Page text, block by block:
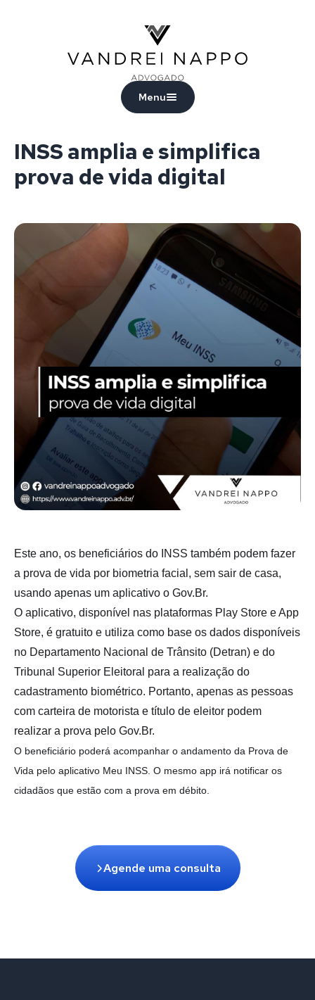
Menu
INSS amplia e simplifica
prova de vida digital
Este ano, os beneficiários do INSS também podem fazer
a prova de vida por biometria facial, sem sair de casa,
usando apenas um aplicativo o Gov.Br.
O aplicativo, disponível nas plataformas Play Store e App
Store, é gratuito e utiliza como base os dados disponíveis
no Departamento Nacional de Trânsito (Detran) e do
Tribunal Superior Eleitoral para a realização do
cadastramento biométrico. Portanto, apenas as pessoas
com carteira de motorista e título de eleitor podem
realizar a prova pelo Gov.Br.
O beneficiário poderá acompanhar o andamento da Prova de
Vida pelo aplicativo Meu INSS. O mesmo app irá notificar os
cidadãos que estão com a prova em débito.
Agende uma consulta